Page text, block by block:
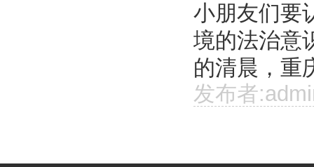
小朋友们要
境的法治意
的清晨，重
发布者